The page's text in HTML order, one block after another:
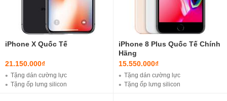
iPhone X Quốc Tế
21.150.000₫
Tặng dán cường lực
Tặng ốp lưng silicon
iPhone 8 Plus Quốc Tế Chính
Hãng
15.550.000₫
Tặng dán cường lực
Tặng ốp lưng silicon